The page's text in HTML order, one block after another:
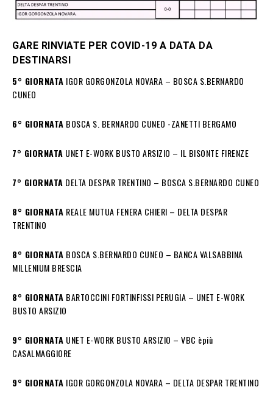
GARE RINVIATE PER COVID-19 A DATA DA
DESTINARSI
5° GIORNATA IGOR GORGONZOLA NOVARA – BOSCA S.BERNARDO
CUNEO
6° GIORNATA BOSCA S. BERNARDO CUNEO -ZANETTI BERGAMO
7° GIORNATA UNET E-WORK BUSTO ARSIZIO – IL BISONTE FIRENZE
7° GIORNATA DELTA DESPAR TRENTINO – BOSCA S.BERNARDO CUNEO
8° GIORNATA REALE MUTUA FENERA CHIERI – DELTA DESPAR
TRENTINO
8° GIORNATA BOSCA S.BERNARDO CUNEO – BANCA VALSABBINA
MILLENIUM BRESCIA
8° GIORNATA BARTOCCINI FORTINFISSI PERUGIA – UNET E-WORK
BUSTO ARSIZIO
9° GIORNATA UNET E-WORK BUSTO ARSIZIO – VBC èpiù
CASALMAGGIORE
9° GIORNATA IGOR GORGONZOLA NOVARA – DELTA DESPAR TRENTINO